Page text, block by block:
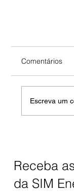
Comentários
Escreva um
Receba
da SIM